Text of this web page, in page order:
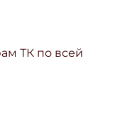
ТК по всей